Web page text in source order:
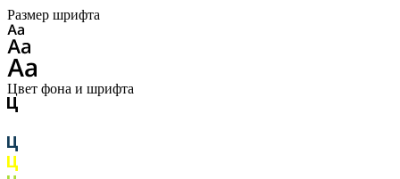
Размер шрифта
Цвет фона и шрифта